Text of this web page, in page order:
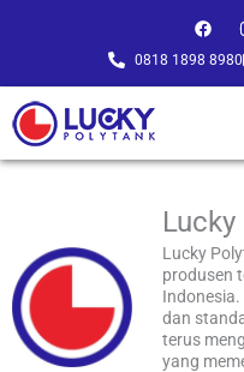
F
a
c
e
b
0818 1898 8980
Lucky
produsen
dan
terus
yang